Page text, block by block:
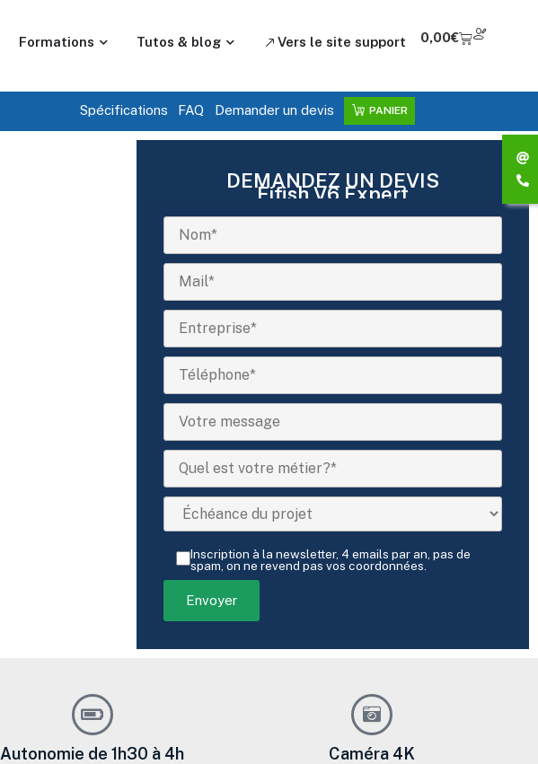
Formations Tutos & blog Vers le site support 0,00€
Spécifications FAQ Demander un devis PANIER
DEMANDEZ UN DEVIS
Fifish V6 Expert
Inscription à la newsletter, 4 emails par an, pas de
spam, on ne revend pas vos coordonnées.
Autonomie de 1h30 à 4h Caméra 4K